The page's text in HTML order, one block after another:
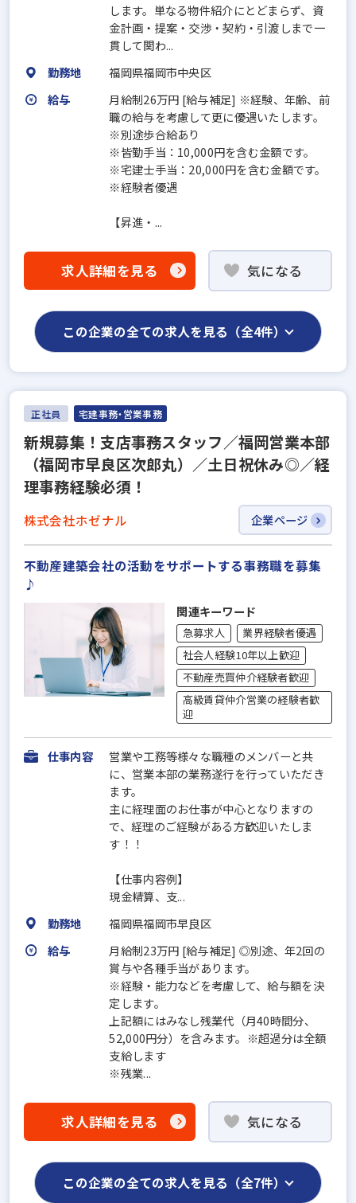
します。単なる物件紹介にとどまらず、資
金計画・提案・交渉・契約・引渡しまで一
貫して関わ...
勤務地
福岡県福岡市中央区
給与
月給制26万円 [給与補足] ※経験、年齢、前
職の給与を考慮して更に優遇いたします。
※別途歩合給あり
※皆勤手当：10,000円を含む金額です。
※宅建士手当：20,000円を含む金額です。
※経験者優遇
【昇進・...
求人詳細を見る 気になる
この企業の全ての求人を見る（全4件）
正社員 宅建事務・営業事務
新規募集！支店事務スタッフ／福岡営業本部
（福岡市早良区次郎丸）／土日祝休み◎／経
理事務経験必須！
株式会社ホゼナル 企業ページ
不動産建築会社の活動をサポートする事務職を募集
♪
関連キーワード
急募求人
業界経験者優遇
社会人経験10年以上歓迎
不動産売買仲介経験者歓迎
高級賃貸仲介営業の経験者歓
迎
仕事内容
営業や工務等様々な職種のメンバーと共
に、営業本部の業務遂行を行っていただき
ます。
主に経理面のお仕事が中心となりますの
で、経理のご経験がある方歓迎いたしま
す！！
【仕事内容例】
現金精算、支...
勤務地
福岡県福岡市早良区
給与
月給制23万円 [給与補足] ◎別途、年2回の
賞与や各種手当があります。
※経験・能力などを考慮して、給与額を決
定します。
上記額にはみなし残業代（月40時間分、
52,000円分）を含みます。※超過分は全額
支給します
※残業...
求人詳細を見る 気になる
この企業の全ての求人を見る（全7件）